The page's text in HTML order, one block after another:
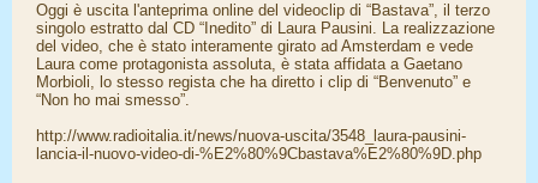
Oggi è uscita l'anteprima online del videoclip di “Bastava”, il terzo
singolo estratto dal CD “Inedito” di Laura Pausini. La realizzazione
del video, che è stato interamente girato ad Amsterdam e vede
Laura come protagonista assoluta, è stata affidata a Gaetano
Morbioli, lo stesso regista che ha diretto i clip di “Benvenuto” e
“Non ho mai smesso”.
http://www.radioitalia.it/news/nuova-uscita/3548_laura-pausini-
lancia-il-nuovo-video-di-%E2%80%9Cbastava%E2%80%9D.php